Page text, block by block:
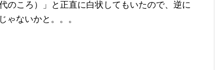
のころ）」と正直に白状してもいたので、逆に
ゃないかと。。。